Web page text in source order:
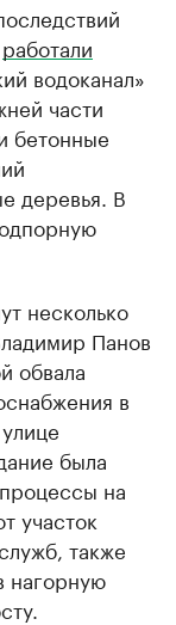
работали
водоканал»
части
бетонные
деревья. В
несколько
Панов
обвала
в
была
на
участок
также
нагорную